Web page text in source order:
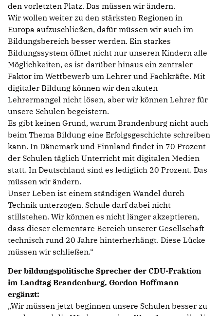
den vorletzten Platz. Das müssen wir ändern.
Wir wollen weiter zu den stärksten Regionen in
Europa aufzuschließen, dafür müssen wir auch im
Bildungsbereich besser werden. Ein starkes
Bildungssystem öffnet nicht nur unseren Kindern alle
Möglichkeiten, es ist darüber hinaus ein zentraler
Faktor im Wettbewerb um Lehrer und Fachkräfte. Mit
digitaler Bildung können wir den akuten
Lehrermangel nicht lösen, aber wir können Lehrer für
unsere Schulen begeistern.
Es gibt keinen Grund, warum Brandenburg nicht auch
beim Thema Bildung eine Erfolgsgeschichte schreiben
kann. In Dänemark und Finnland findet in 70 Prozent
der Schulen täglich Unterricht mit digitalen Medien
statt. In Deutschland sind es lediglich 20 Prozent. Das
müssen wir ändern.
Unser Leben ist einem ständigen Wandel durch
Technik unterzogen. Schule darf dabei nicht
stillstehen. Wir können es nicht länger akzeptieren,
dass dieser elementare Bereich unserer Gesellschaft
technisch rund 20 Jahre hinterherhängt. Diese Lücke
müssen wir schließen.“
Der bildungspolitische Sprecher der CDU-Fraktion
im Landtag Brandenburg, Gordon Hoffmann
ergänzt:
Wir müssen jetzt beginnen unsere Schulen besser zu